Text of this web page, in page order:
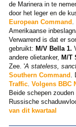
de Marinera in te
door het leger en de
European Command .
Amerikaanse
Verwarrend is dat er
gebruikt: M/V Bella 1.
andere olietanker, M/T
Zee. 'A stateless,
Southern Command .
Traffic. Volgens BBC
Beide schepen
Russische
van dit kwartaal